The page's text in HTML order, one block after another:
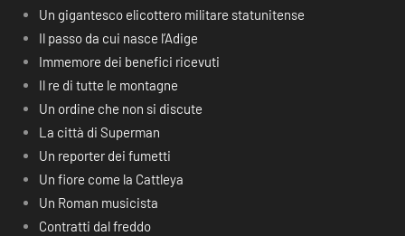
Un gigantesco elicottero militare statunitense
Il passo da cui nasce l’Adige
Immemore dei benefici ricevuti
Il re di tutte le montagne
Un ordine che non si discute
La città di Superman
Un reporter dei fumetti
Un fiore come la Cattleya
Un Roman musicista
Contratti dal freddo